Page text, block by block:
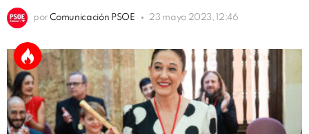
por Comunicación PSOE 23 mayo 2023, 12:46